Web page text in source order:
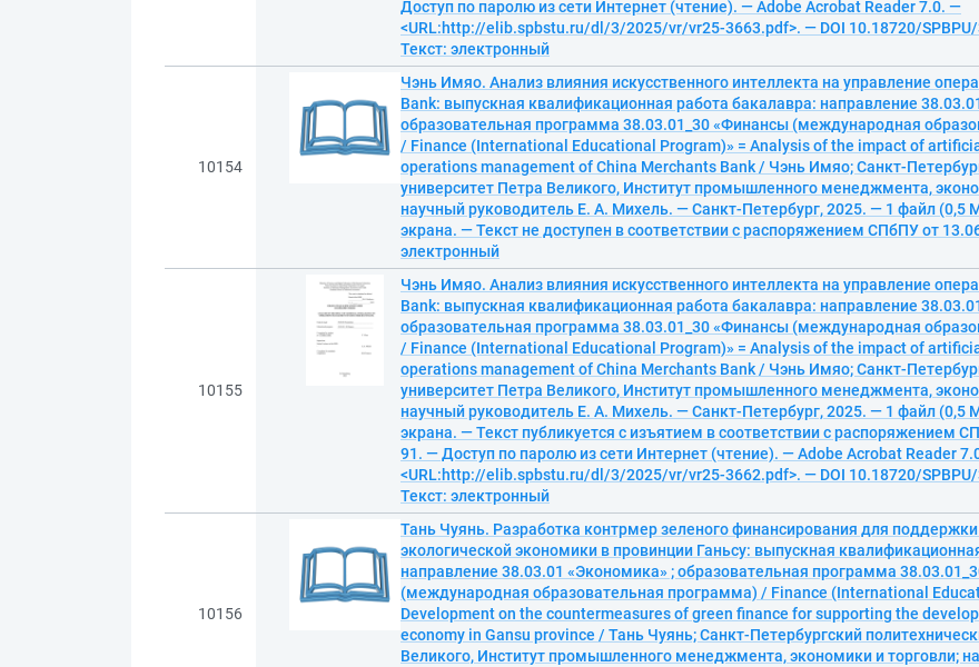
Доступ по паролю из сети Интернет (чтение). — Adobe Acrobat Reader 7.0. —
<URL:http://elib.spbstu.ru/dl/3/2025/vr/vr25-3663.pdf>. — DOI 10.18720/
Текст: электронный
10154
Чэнь Имяо. Анализ влияния искусственного интеллекта на управление
Bank: выпускная квалификационная работа бакалавра: направление
образовательная программа 38.03.01_30 «Финансы (международная
/ Finance (International Educational Program)» = Analysis of the impact of
operations management of China Merchants Bank / Чэнь Имяо; Санкт-
университет Петра Великого, Институт промышленного менеджмента,
научный руководитель Е. А. Михель. — Санкт-Петербург, 2025. — 1 файл (0,5
экрана. — Текст не доступен в соответствии с распоряжением СПбПУ от
электронный
10155
Чэнь Имяо. Анализ влияния искусственного интеллекта на управление
Bank: выпускная квалификационная работа бакалавра: направление
образовательная программа 38.03.01_30 «Финансы (международная
/ Finance (International Educational Program)» = Analysis of the impact of
operations management of China Merchants Bank / Чэнь Имяо; Санкт-
университет Петра Великого, Институт промышленного менеджмента,
научный руководитель Е. А. Михель. — Санкт-Петербург, 2025. — 1 файл (0,5
экрана. — Текст публикуется с изъятием в соответствии с распоряжением
91. — Доступ по паролю из сети Интернет (чтение). — Adobe Acrobat Reader
<URL:http://elib.spbstu.ru/dl/3/2025/vr/vr25-3662.pdf>. — DOI 10.18720/
Текст: электронный
10156
Тань Чуянь. Разработка контрмер зеленого финансирования для поддержки
экологической экономики в провинции Ганьсу: выпускная
направление 38.03.01 «Экономика» ; образовательная программа
(международная образовательная программа) / Finance (International
Development on the countermeasures of green finance for supporting the
economy in Gansu province / Тань Чуянь; Санкт-Петербургский
Великого, Институт промышленного менеджмента, экономики и торговли;